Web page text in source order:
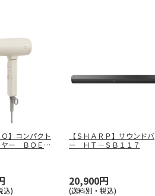
Ｏ】コンパクト
ヤー ＢＯＥ１
込)
【ＳＨＡＲＰ】サウンドバ
ー ＨＴ－ＳＢ１１７
20,900円
(送料別・税込)